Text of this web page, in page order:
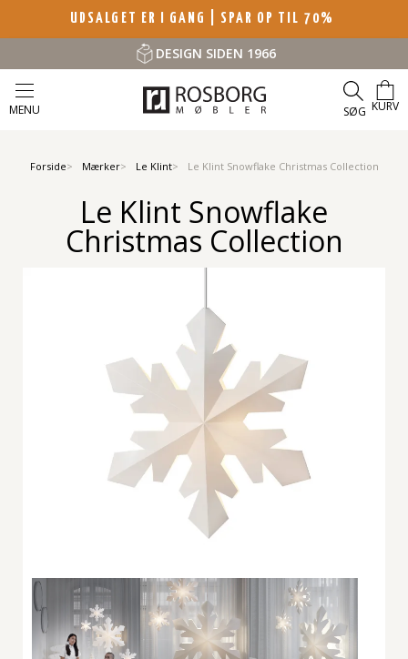
UDSALGET ER I GANG | SPAR OP TIL 70%
DESIGN SIDEN 1966
MENU SØG KURV
Forside Mærker Le Klint Le Klint Snowflake Christmas Collection
Le Klint Snowflake
Christmas Collection